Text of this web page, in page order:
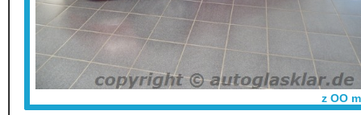
z OO m